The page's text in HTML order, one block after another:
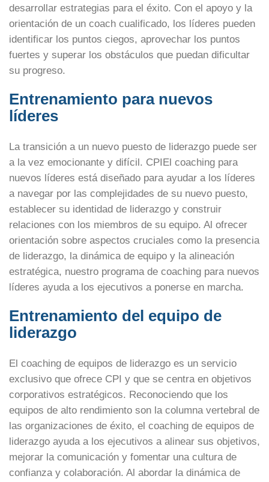
desarrollar estrategias para el éxito. Con el apoyo y la
orientación de un coach cualificado, los líderes pueden
identificar los puntos ciegos, aprovechar los puntos
fuertes y superar los obstáculos que puedan dificultar
su progreso.
Entrenamiento para nuevos
líderes
La transición a un nuevo puesto de liderazgo puede ser
a la vez emocionante y difícil. CPIEl coaching para
nuevos líderes está diseñado para ayudar a los líderes
a navegar por las complejidades de su nuevo puesto,
establecer su identidad de liderazgo y construir
relaciones con los miembros de su equipo. Al ofrecer
orientación sobre aspectos cruciales como la presencia
de liderazgo, la dinámica de equipo y la alineación
estratégica, nuestro programa de coaching para nuevos
líderes ayuda a los ejecutivos a ponerse en marcha.
Entrenamiento del equipo de
liderazgo
El coaching de equipos de liderazgo es un servicio
exclusivo que ofrece CPI y que se centra en objetivos
corporativos estratégicos. Reconociendo que los
equipos de alto rendimiento son la columna vertebral de
las organizaciones de éxito, el coaching de equipos de
liderazgo ayuda a los ejecutivos a alinear sus objetivos,
mejorar la comunicación y fomentar una cultura de
confianza y colaboración. Al abordar la dinámica de